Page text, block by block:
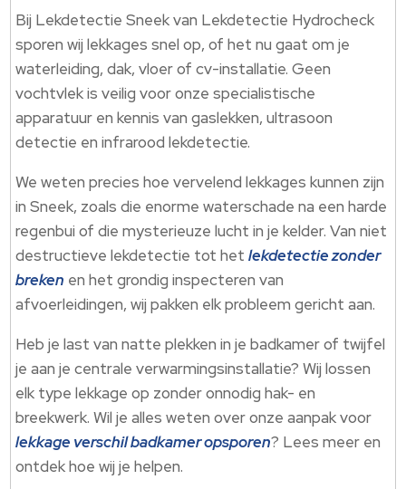
Bij Lekdetectie Sneek van Lekdetectie Hydrocheck
sporen wij lekkages snel op, of het nu gaat om je
waterleiding, dak, vloer of cv-installatie. Geen
vochtvlek is veilig voor onze specialistische
apparatuur en kennis van gaslekken, ultrasoon
detectie en infrarood lekdetectie.
We weten precies hoe vervelend lekkages kunnen zijn
in Sneek, zoals die enorme waterschade na een harde
regenbui of die mysterieuze lucht in je kelder. Van niet
destructieve lekdetectie tot hetlekdetectie zonder
breken en het grondig inspecteren van
afvoerleidingen, wij pakken elk probleem gericht aan.
Heb je last van natte plekken in je badkamer of twijfel
je aan je centrale verwarmingsinstallatie? Wij lossen
elk type lekkage op zonder onnodig hak- en
breekwerk. Wil je alles weten over onze aanpak voor
lekkage verschil badkamer opsporen? Lees meer en
ontdek hoe wij je helpen.